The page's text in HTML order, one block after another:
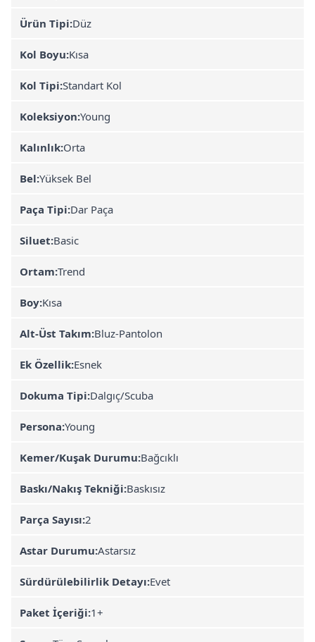
Ürün Tipi:Düz
Kol Boyu:Kısa
Kol Tipi:Standart Kol
Koleksiyon:Young
Kalınlık:Orta
Bel:Yüksek Bel
Paça Tipi:Dar Paça
Siluet:Basic
Ortam:Trend
Boy:Kısa
Alt-Üst Takım:Bluz-Pantolon
Ek Özellik:Esnek
Dokuma Tipi:Dalgıç/Scuba
Persona:Young
Kemer/Kuşak Durumu:Bağcıklı
Baskı/Nakış Tekniği:Baskısız
Parça Sayısı:2
Astar Durumu:Astarsız
Sürdürülebilirlik Detayı:Evet
Paket İçeriği:1+